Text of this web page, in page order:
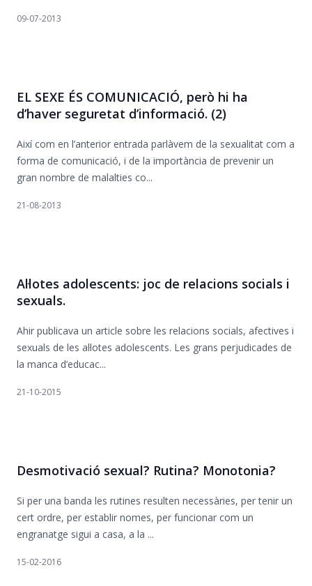
09-07-2013
EL SEXE ÉS COMUNICACIÓ, però hi ha
d’haver seguretat d’informació. (2)
Així com en l’anterior entrada parlàvem de la sexualitat com a
forma de comunicació, i de la importància de prevenir un
gran nombre de malalties co...
21-08-2013
Al·lotes adolescents: joc de relacions socials i
sexuals.
Ahir publicava un article sobre les relacions socials, afectives i
sexuals de les al·lotes adolescents. Les grans perjudicades de
la manca d’educac...
21-10-2015
Desmotivació sexual? Rutina? Monotonia?
Si per una banda les rutines resulten necessàries, per tenir un
cert ordre, per establir nomes, per funcionar com un
engranatge sigui a casa, a la ...
15-02-2016